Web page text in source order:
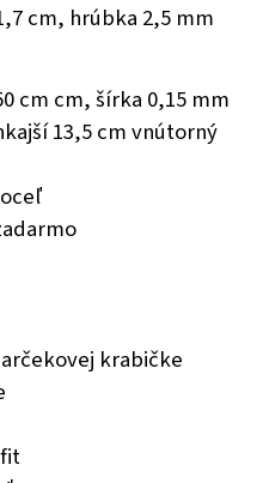
cm, hrúbka 2,5 mm
cm cm, šírka 0,15 mm
13,5 cm vnútorný
krabičke